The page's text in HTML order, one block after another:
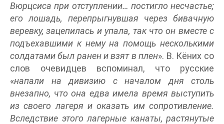
Вюрцсиса при отступлении… постигло несчастье;
его лошадь, перепрыгнувшая через бивачную
веревку, зацепилась и упала, так что он вместе с
подъехавшими к нему на помощь несколькими
солдатами был ранен и взят в плен». В. Кёних со
слов очевидцев вспоминал, что русские
«напали на дивизию с началом дня столь
внезапно, что она едва имела время выступить
из своего лагеря и оказать им сопротивление.
Вследствие этого лагерные канаты, растянутые